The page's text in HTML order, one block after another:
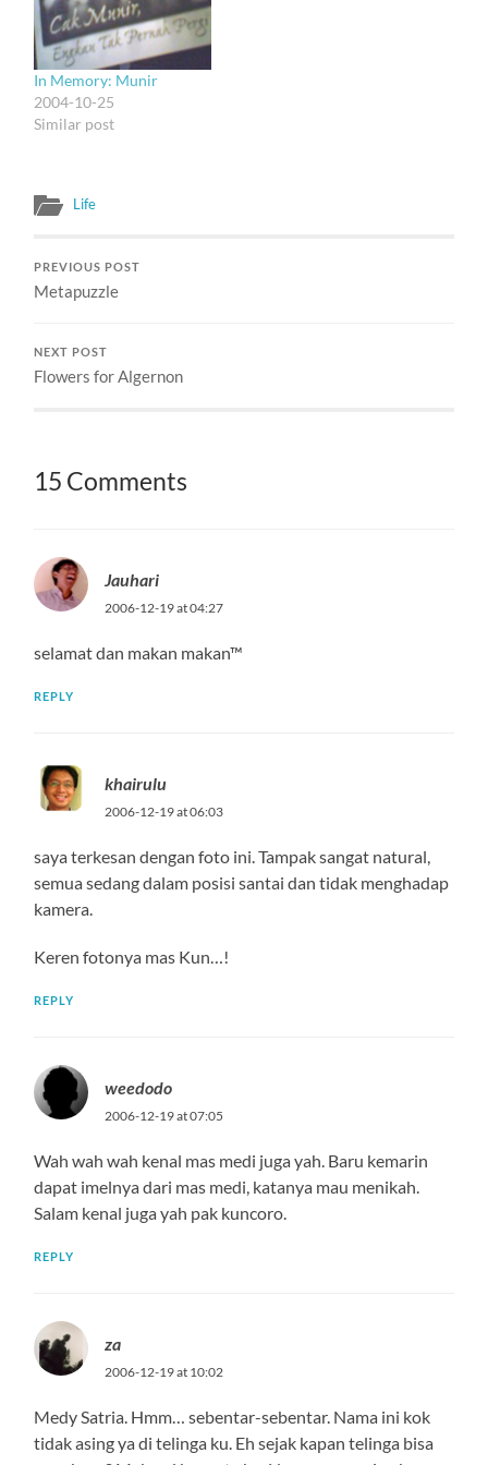
In Memory: Munir
2004-10-25
Similar post
Life
PREVIOUS POST
Metapuzzle
NEXT POST
Flowers for Algernon
15 Comments
Jauhari
2006-12-19 at 04:27
selamat dan makan makan™
REPLY
khairulu
2006-12-19 at 06:03
saya terkesan dengan foto ini. Tampak sangat natural,
semua sedang dalam posisi santai dan tidak menghadap
kamera.
Keren fotonya mas Kun…!
REPLY
weedodo
2006-12-19 at 07:05
Wah wah wah kenal mas medi juga yah. Baru kemarin
dapat imelnya dari mas medi, katanya mau menikah.
Salam kenal juga yah pak kuncoro.
REPLY
za
2006-12-19 at 10:02
Medy Satria. Hmm… sebentar-sebentar. Nama ini kok
tidak asing ya di telinga ku. Eh sejak kapan telinga bisa